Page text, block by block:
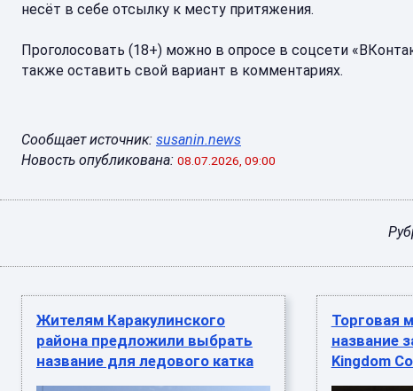
несёт в себе отсылку к месту притяжения.
Проголосовать (18+) можно в опросе в соцсети
также оставить свой вариант в комментариях.
Сообщает источник: susanin.news
Новость опубликована: 08.07.2026, 09:00
Жителям Каракулинского
района предложили выбрать
название для ледового катка
Торговая
название
Kingdom